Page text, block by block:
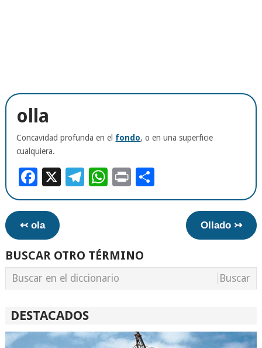
olla
Concavidad profunda en el fondo, o en una superficie
cualquiera.
Facebook
X Telegram
WhatsApp
Print
↢ ola Ollado ↣
BUSCAR OTRO TÉRMINO
DESTACADOS